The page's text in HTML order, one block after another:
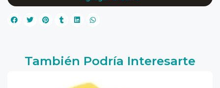
También Podría Interesarte